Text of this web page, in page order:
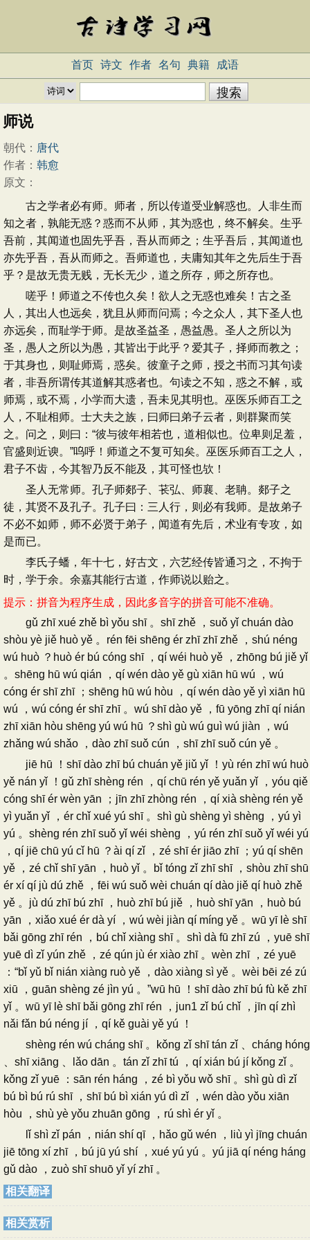
首页 诗文 作者 名句 典籍 成语
师说
朝代： 唐代
作者： 韩愈
原文：
古之学者必有师。师者，所以传道受业解惑也。人非生而
知之者，孰能无惑？惑而不从师，其为惑也，终不解矣。生乎
吾前，其闻道也固先乎吾，吾从而师之；生乎吾后，其闻道也
亦先乎吾，吾从而师之。吾师道也，夫庸知其年之先后生于吾
乎？是故无贵无贱，无长无少，道之所存，师之所存也。
嗟乎！师道之不传也久矣！欲人之无惑也难矣！古之圣
人，其出人也远矣，犹且从师而问焉；今之众人，其下圣人也
亦远矣，而耻学于师。是故圣益圣，愚益愚。圣人之所以为
圣，愚人之所以为愚，其皆出于此乎？爱其子，择师而教之；
于其身也，则耻师焉，惑矣。彼童子之师，授之书而习其句读
者，非吾所谓传其道解其惑者也。句读之不知，惑之不解，或
师焉，或不焉，小学而大遗，吾未见其明也。巫医乐师百工之
人，不耻相师。士大夫之族，曰师曰弟子云者，则群聚而笑
之。问之，则曰：“彼与彼年相若也，道相似也。位卑则足羞，
官盛则近谀。”呜呼！师道之不复可知矣。巫医乐师百工之人，
君子不齿，今其智乃反不能及，其可怪也欤！
圣人无常师。孔子师郯子、苌弘、师襄、老聃。郯子之
徒，其贤不及孔子。孔子曰：三人行，则必有我师。是故弟子
不必不如师，师不必贤于弟子，闻道有先后，术业有专攻，如
是而已。
李氏子蟠，年十七，好古文，六艺经传皆通习之，不拘于
时，学于余。余嘉其能行古道，作师说以贻之。
提示：拼音为程序生成，因此多音字的拼音可能不准确。
gǔ zhī xué zhě bì yǒu shī 。shī zhě ，suǒ yǐ chuán dào
shòu yè jiě huò yě 。rén fēi shēng ér zhī zhī zhě ，shú néng
wú huò ？huò ér bú cóng shī ，qí wéi huò yě ，zhōng bú jiě yǐ
。shēng hū wú qián ，qí wén dào yě gù xiān hū wú ，wú
cóng ér shī zhī ；shēng hū wú hòu ，qí wén dào yě yì xiān hū
wú ，wú cóng ér shī zhī 。wú shī dào yě ，fū yōng zhī qí nián
zhī xiān hòu shēng yú wú hū ？shì gù wú guì wú jiàn ，wú
zhǎng wú shǎo ，dào zhī suǒ cún ，shī zhī suǒ cún yě 。
jiē hū ！shī dào zhī bú chuán yě jiǔ yǐ ！yù rén zhī wú huò
yě nán yǐ ！gǔ zhī shèng rén ，qí chū rén yě yuǎn yǐ ，yóu qiě
cóng shī ér wèn yān ；jīn zhī zhòng rén ，qí xià shèng rén yě
yì yuǎn yǐ ，ér chǐ xué yú shī 。shì gù shèng yì shèng ，yú yì
yú 。shèng rén zhī suǒ yǐ wéi shèng ，yú rén zhī suǒ yǐ wéi yú
，qí jiē chū yú cǐ hū ？ài qí zǐ ，zé shī ér jiāo zhī ；yú qí shēn
yě ，zé chǐ shī yān ，huò yǐ 。bǐ tóng zǐ zhī shī ，shòu zhī shū
ér xí qí jù dú zhě ，fēi wú suǒ wèi chuán qí dào jiě qí huò zhě
yě 。jù dú zhī bú zhī ，huò zhī bú jiě ，huò shī yān ，huò bú
yān ，xiǎo xué ér dà yí ，wú wèi jiàn qí míng yě 。wū yī lè shī
bǎi gōng zhī rén ，bú chǐ xiàng shī 。shì dà fū zhī zú ，yuē shī
yuē dì zǐ yún zhě ，zé qún jù ér xiào zhī 。wèn zhī ，zé yuē
：“bǐ yǔ bǐ nián xiàng ruò yě ，dào xiàng sì yě 。wèi bēi zé zú
xiū ，guān shèng zé jìn yú 。”wū hū ！shī dào zhī bú fù kě zhī
yǐ 。wū yī lè shī bǎi gōng zhī rén ，jun1 zǐ bú chǐ ，jīn qí zhì
nǎi fǎn bú néng jí ，qí kě guài yě yú ！
shèng rén wú cháng shī 。kǒng zǐ shī tán zǐ 、cháng hóng
、shī xiāng 、lǎo dān 。tán zǐ zhī tú ，qí xián bú jí kǒng zǐ 。
kǒng zǐ yuē ：sān rén háng ，zé bì yǒu wǒ shī 。shì gù dì zǐ
bú bì bú rú shī ，shī bú bì xián yú dì zǐ ，wén dào yǒu xiān
hòu ，shù yè yǒu zhuān gōng ，rú shì ér yǐ 。
lǐ shì zǐ pán ，nián shí qī ，hǎo gǔ wén ，liù yì jīng chuán
jiē tōng xí zhī ，bú jū yú shí ，xué yú yú 。yú jiā qí néng háng
gǔ dào ，zuò shī shuō yǐ yí zhī 。
相关翻译
相关赏析